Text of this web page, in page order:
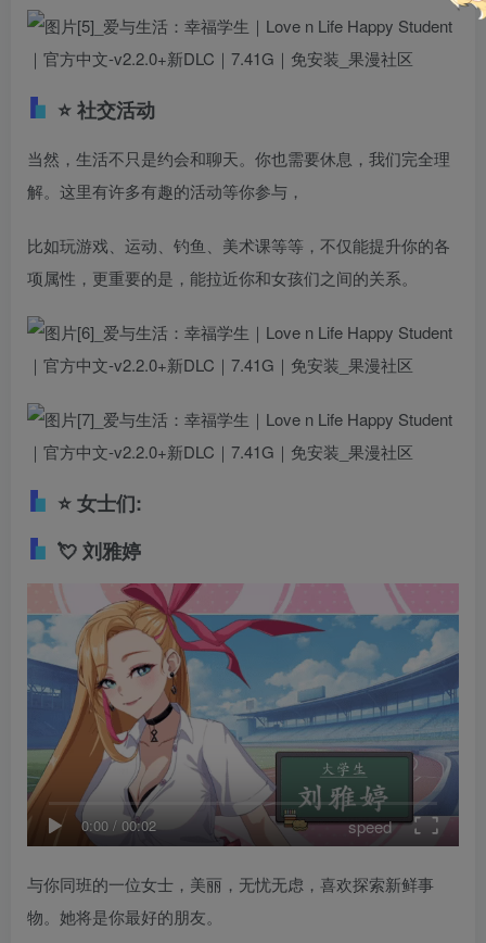
⭐ 社交活动
当然，生活不只是约会和聊天。你也需要休息，我们完全理
解。这里有许多有趣的活动等你参与，
比如玩游戏、运动、钓鱼、美术课等等，不仅能提升你的各
项属性，更重要的是，能拉近你和女孩们之间的关系。
⭐女士们:
💘刘雅婷
0:00 / 00:02 speed
与你同班的一位女士，美丽，无忧无虑，喜欢探索新鲜事
物。她将是你最好的朋友。